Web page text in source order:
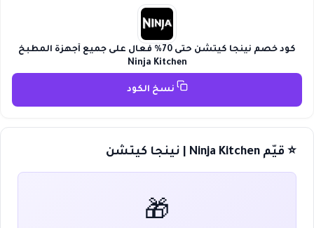
كود خصم نينجا كيتشن حتى 70% فعال على جميع أجهزة المطبخ
Ninja Kitchen
نسخ الكود
⭐ قيّم Ninja Kitchen | نينجا كيتشن
🎁